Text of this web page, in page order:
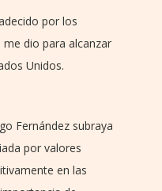
por los
dio para alcanzar
Unidos.
Fernández subraya
por valores
en las